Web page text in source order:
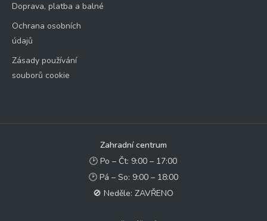
Doprava, platba a balné
Ochrana osobních
údajů
Zásady používání
souborů cookie
Zahradní centrum
🕑 Po – Čt: 9:00 – 17:00
🕑 Pá – So: 9:00 – 18:00
🚫 Neděle: ZAVŘENO